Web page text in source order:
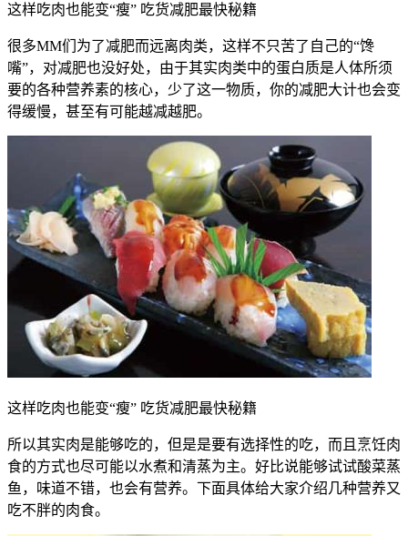
这样吃肉也能变“瘦” 吃货减肥最快秘籍
很多MM们为了减肥而远离肉类，这样不只苦了自己的“馋
嘴”，对减肥也没好处，由于其实肉类中的蛋白质是人体所须
要的各种营养素的核心，少了这一物质，你的减肥大计也会变
得缓慢，甚至有可能越减越肥。
这样吃肉也能变“瘦” 吃货减肥最快秘籍
所以其实肉是能够吃的，但是是要有选择性的吃，而且烹饪肉
食的方式也尽可能以水煮和清蒸为主。好比说能够试试酸菜蒸
鱼，味道不错，也会有营养。下面具体给大家介绍几种营养又
吃不胖的肉食。